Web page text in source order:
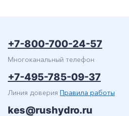
+7-800-700-24-57
Многоканальный телефон
+7-495-785-09-37
Линия доверия Правила работы
kes@rushydro.ru